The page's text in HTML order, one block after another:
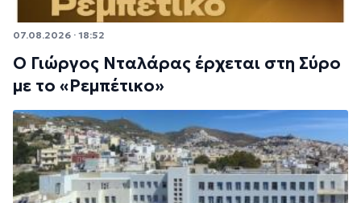
07.08.2026 · 18:52
Ο Γιώργος Νταλάρας έρχεται στη Σύρο
με το «Ρεμπέτικο»